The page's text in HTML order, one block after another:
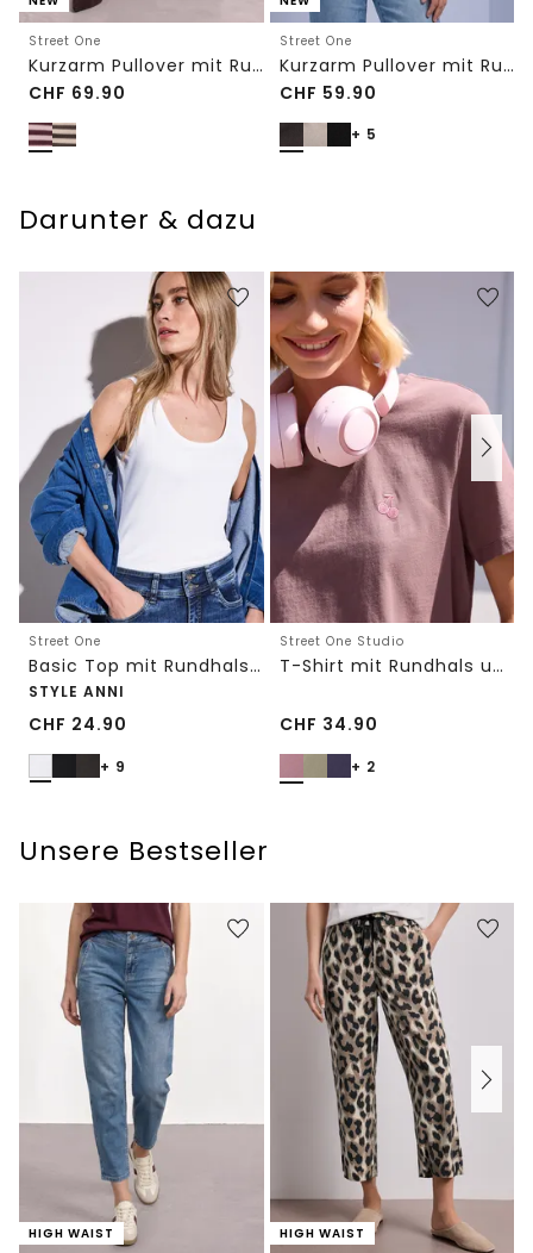
Street One
Kurzarm Pullover mit Rundhals und Streifen
CHF 69.90
Street One
Kurzarm Pullover mit Rundhals in Unifarbe
CHF 59.90
+ 5
Darunter & dazu
Street One
Basic Top mit Rundhals in Unifarbe
STYLE ANNI
CHF 24.90
+ 9
Street One Studio
T-Shirt mit Rundhals und Embroidery-Detail
CHF 34.90
+ 2
Unsere Bestseller
HIGH WAIST HIGH WAIST